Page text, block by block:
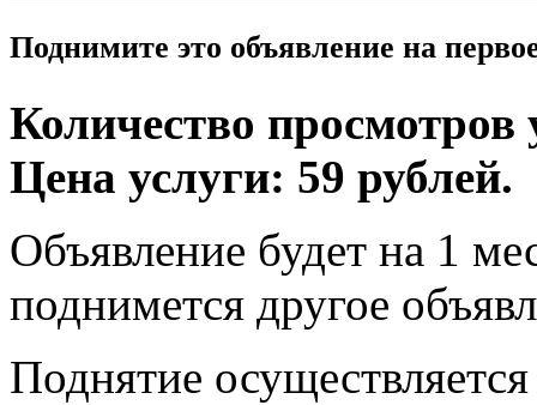
Поднимите это объявление на
Количество просмотров
Цена услуги: 59 рублей.
Объявление будет на 1
поднимется другое
Поднятие